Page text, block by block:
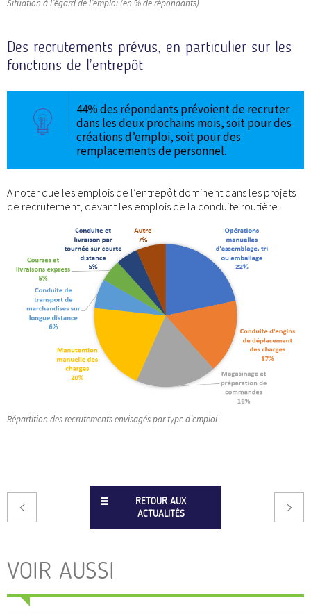
Situation à l’égard de l’emploi (en % de répondants)
Des recrutements prévus, en particulier sur les
fonctions de l’entrepôt
44% des répondants prévoient de recruter
dans les deux prochains mois, soit pour des
créations d’emploi, soit pour des
remplacements de personnel.
A noter que les emplois de l’entrepôt dominent dans les projets
de recrutement, devant les emplois de la conduite routière.
Répartition des recrutements envisagés par type d’emploi
RETOUR AUX
ACTUALITÉS
VOIR AUSSI